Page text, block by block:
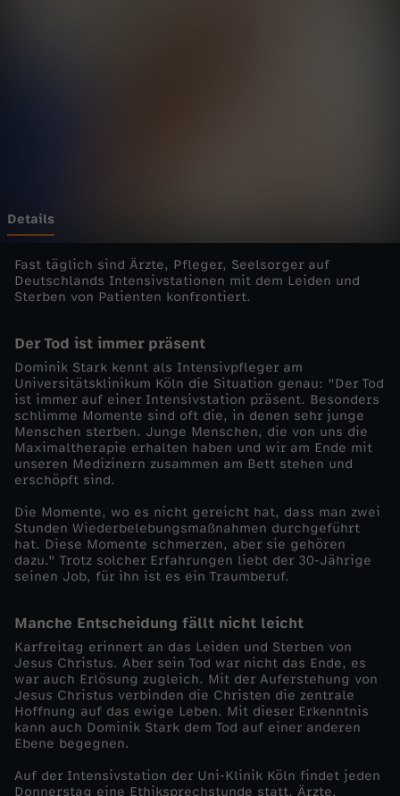
!
-
I
n
t
e
n
s
i
v
p
f
l
e
Details
Fast täglich sind Ärzte, Pfleger, Seelsorger auf
Deutschlands Intensivstationen mit dem Leiden und
Sterben von Patienten konfrontiert.
Der Tod ist immer präsent
Dominik Stark kennt als Intensivpfleger am
Universitätsklinikum Köln die Situation genau: "Der Tod
ist immer auf einer Intensivstation präsent. Besonders
schlimme Momente sind oft die, in denen sehr junge
Menschen sterben. Junge Menschen, die von uns die
Maximaltherapie erhalten haben und wir am Ende mit
unseren Medizinern zusammen am Bett stehen und
erschöpft sind.
Die Momente, wo es nicht gereicht hat, dass man zwei
Stunden Wiederbelebungsmaßnahmen durchgeführt
hat. Diese Momente schmerzen, aber sie gehören
dazu." Trotz solcher Erfahrungen liebt der 30-Jährige
seinen Job, für ihn ist es ein Traumberuf.
Manche Entscheidung fällt nicht leicht
Karfreitag erinnert an das Leiden und Sterben von
Jesus Christus. Aber sein Tod war nicht das Ende, es
war auch Erlösung zugleich. Mit der Auferstehung von
Jesus Christus verbinden die Christen die zentrale
Hoffnung auf das ewige Leben. Mit dieser Erkenntnis
kann auch Dominik Stark dem Tod auf einer anderen
Ebene begegnen.
Auf der Intensivstation der Uni-Klinik Köln findet jeden
Donnerstag eine Ethiksprechstunde statt. Ärzte,